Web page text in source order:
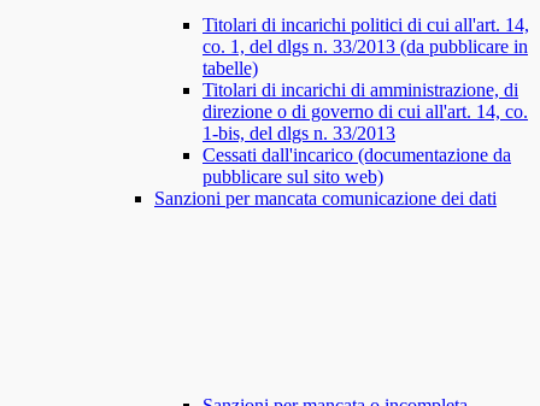
Titolari di incarichi politici di cui all'art. 14,
co. 1, del dlgs n. 33/2013 (da pubblicare in
tabelle)
Titolari di incarichi di amministrazione, di
direzione o di governo di cui all'art. 14, co.
1-bis, del dlgs n. 33/2013
Cessati dall'incarico (documentazione da
pubblicare sul sito web)
Sanzioni per mancata comunicazione dei dati